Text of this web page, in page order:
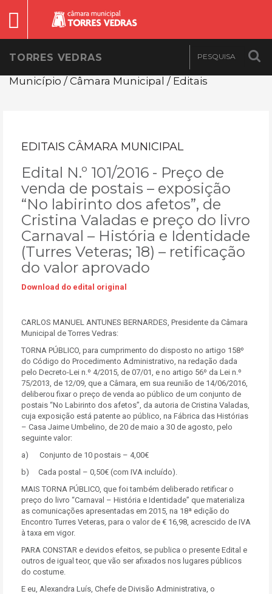
TORRES VEDRAS
Município / Câmara Municipal / Editais
EDITAIS CÂMARA MUNICIPAL
Edital N.º 101/2016 - Preço de
venda de postais – exposição
“No labirinto dos afetos”, de
Cristina Valadas e preço do livro
Carnaval – História e Identidade
(Turres Veteras; 18) – retificação
do valor aprovado
Download do edital original
CARLOS MANUEL ANTUNES BERNARDES, Presidente da Câmara
Municipal de Torres Vedras:
TORNA PÚBLICO, para cumprimento do disposto no artigo 158º
do Código do Procedimento Administrativo, na redação dada
pelo Decreto-Lei n.º 4/2015, de 07/01, e no artigo 56º da Lei n.º
75/2013, de 12/09, que a Câmara, em sua reunião de 14/06/2016,
deliberou fixar o preço de venda ao público de um conjunto de
postais “No Labirinto dos afetos”, da autoria de Cristina Valadas,
cuja exposição está patente ao público, na Fábrica das Histórias
– Casa Jaime Umbelino, de 20 de maio a 30 de agosto, pelo
seguinte valor:
a) Conjunto de 10 postais – 4,00€
b) Cada postal – 0,50€ (com IVA incluído).
MAIS TORNA PÚBLICO, que foi também deliberado retificar o
preço do livro “Carnaval – História e Identidade” que materializa
as comunicações apresentadas em 2015, na 18ª edição do
Encontro Turres Veteras, para o valor de € 16,98, acrescido de IVA
à taxa em vigor.
PARA CONSTAR e devidos efeitos, se publica o presente Edital e
outros de igual teor, que vão ser afixados nos lugares públicos
do costume.
E eu, Alexandra Luís, Chefe de Divisão Administrativa, o